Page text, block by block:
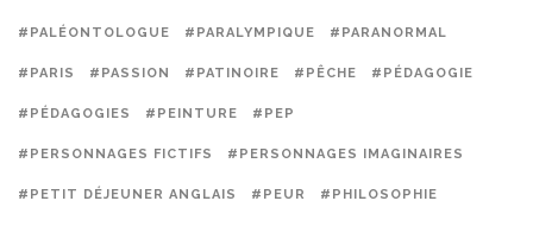
#PALÉONTOLOGUE #PARALYMPIQUE #PARANORMAL
#PARIS #PASSION #PATINOIRE #PÊCHE #PÉDAGOGIE
#PÉDAGOGIES #PEINTURE #PEP
#PERSONNAGES FICTIFS #PERSONNAGES IMAGINAIRES
#PETIT DÉJEUNER ANGLAIS #PEUR #PHILOSOPHIE